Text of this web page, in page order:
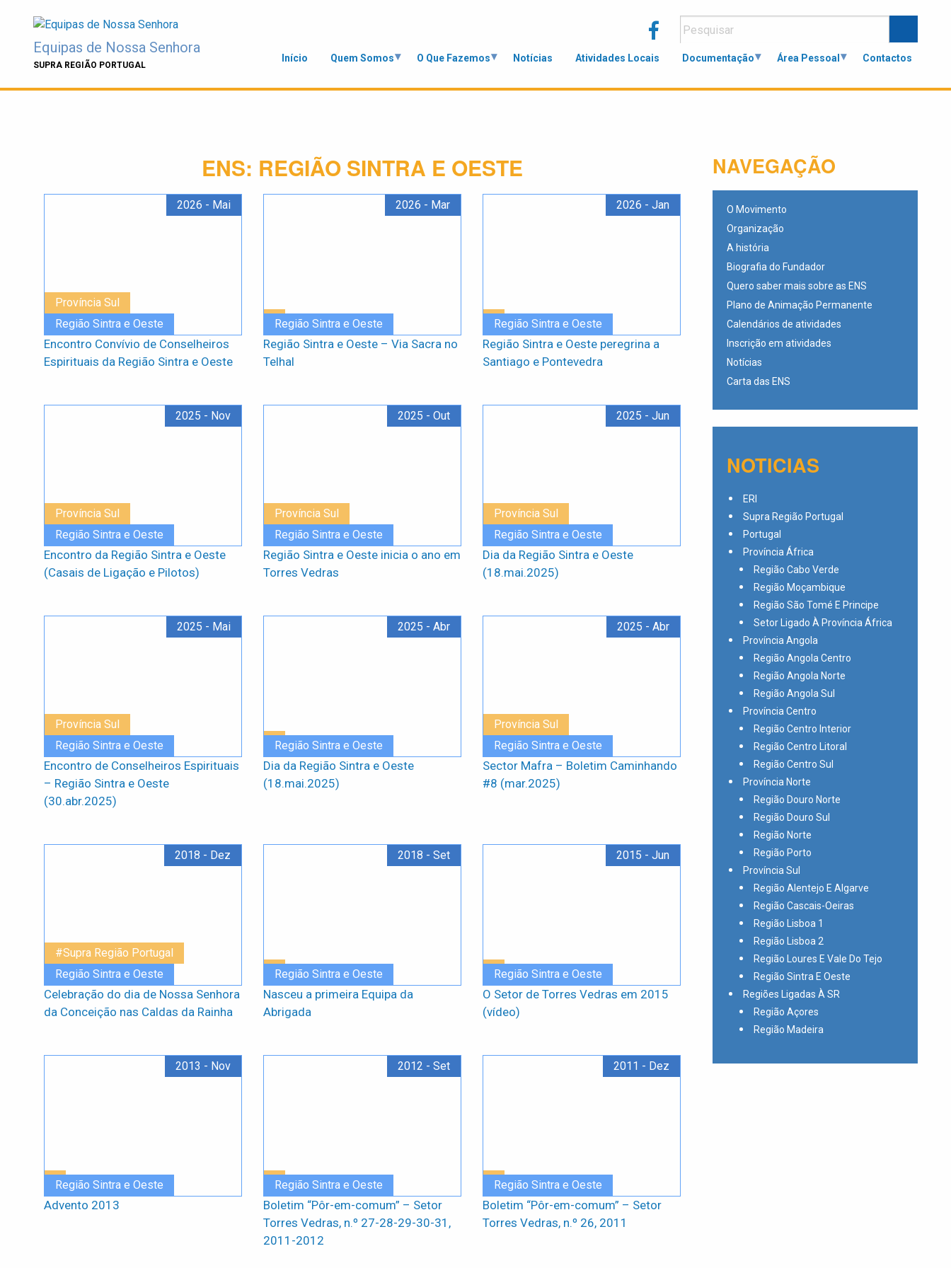
contentEquipas de Nossa Senhora
SUPRA REGIÃO PORTUGAL
Início Quem Somos O Que Fazemos Notícias Atividades Locais Documentação Área Pessoal Contactos
ENS: REGIÃO SINTRA E OESTE
Província Sul
Região Sintra e Oeste
2026 - Mai
Encontro Convívio de Conselheiros
Espirituais da Região Sintra e Oeste
Região Sintra e Oeste
2026 - Mar
Região Sintra e Oeste – Via Sacra no
Telhal
Região Sintra e Oeste
2026 - Jan
Região Sintra e Oeste peregrina a
Santiago e Pontevedra
Província Sul
Região Sintra e Oeste
2025 - Nov
Encontro da Região Sintra e Oeste
(Casais de Ligação e Pilotos)
Província Sul
Região Sintra e Oeste
2025 - Out
Região Sintra e Oeste inicia o ano em
Torres Vedras
Província Sul
Região Sintra e Oeste
2025 - Jun
Dia da Região Sintra e Oeste
(18.mai.2025)
Província Sul
Região Sintra e Oeste
2025 - Mai
Encontro de Conselheiros Espirituais
– Região Sintra e Oeste
(30.abr.2025)
Região Sintra e Oeste
2025 - Abr
Dia da Região Sintra e Oeste
(18.mai.2025)
Província Sul
Região Sintra e Oeste
2025 - Abr
Sector Mafra – Boletim Caminhando
#8 (mar.2025)
#Supra Região Portugal
Região Sintra e Oeste
2018 - Dez
Celebração do dia de Nossa Senhora
da Conceição nas Caldas da Rainha
Região Sintra e Oeste
2018 - Set
Nasceu a primeira Equipa da
Abrigada
Região Sintra e Oeste
2015 - Jun
O Setor de Torres Vedras em 2015
(vídeo)
Região Sintra e Oeste
2013 - Nov
Advento 2013
Região Sintra e Oeste
2012 - Set
Boletim “Pôr-em-comum” – Setor
Torres Vedras, n.º 27-28-29-30-31,
2011-2012
Região Sintra e Oeste
2011 - Dez
Boletim “Pôr-em-comum” – Setor
Torres Vedras, n.º 26, 2011
NAVEGAÇÃO
O Movimento
Organização
A história
Biografia do Fundador
Quero saber mais sobre as ENS
Plano de Animação Permanente
Calendários de atividades
Inscrição em atividades
Notícias
Carta das ENS
NOTICIAS
ERI
Supra Região Portugal
Portugal
Província África
Região Cabo Verde
Região Moçambique
Região São Tomé E Principe
Setor Ligado À Província África
Província Angola
Região Angola Centro
Região Angola Norte
Região Angola Sul
Província Centro
Região Centro Interior
Região Centro Litoral
Região Centro Sul
Província Norte
Região Douro Norte
Região Douro Sul
Região Norte
Região Porto
Província Sul
Região Alentejo E Algarve
Região Cascais-Oeiras
Região Lisboa 1
Região Lisboa 2
Região Loures E Vale Do Tejo
Região Sintra E Oeste
Regiões Ligadas À SR
Região Açores
Região Madeira